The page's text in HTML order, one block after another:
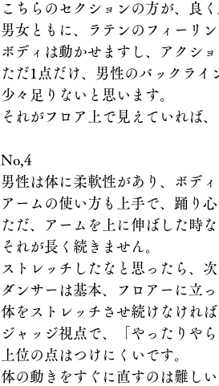
こちらのセクションの方が、良
男女ともに、ラテンのフィーリン
ボディは動かせますし、アクシ
ただ1点だけ、男性のバックライ
少々足りないと思います。
それがフロア上で見えていれば
No,4
男性は体に柔軟性があり、ボディ
アームの使い方も上手で、踊り
ただ、アームを上に伸ばした時
それが長く続きません。
ストレッチしたなと思ったら、
ダンサーは基本、フロアーに立っ
体をストレッチさせ続けなければ
ジャッジ視点で、「やったりや
上位の点はつけにくいです。
体の動きをすぐに直すのは難しい